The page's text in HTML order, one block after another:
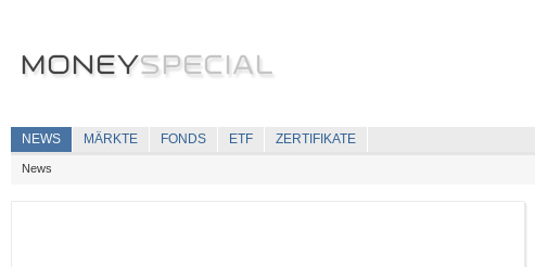
NEWS MÄRKTE FONDS ETF ZERTIFIKATE
News